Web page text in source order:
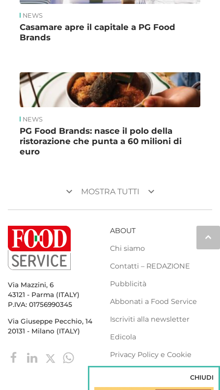
NEWS
Casamare apre il capitale a PG Food
Brands
NEWS
PG Food Brands: nasce il polo della
ristorazione che punta a 60 milioni di
euro
keyboard_arrow_down MOSTRA TUTTI keyboard_arrow_down
keyboard_arrow_up
Via Mazzini, 6
43121 - Parma (ITALY)
P.IVA: 01756990345
Via Giuseppe Pecchio, 14
20131 - Milano (ITALY)
ABOUT
Chi siamo
Contatti – REDAZIONE
Pubblicità
Abbonati a Food Service
Iscriviti alla newsletter
Edicola
Privacy Policy e Cookie
CHIUDI